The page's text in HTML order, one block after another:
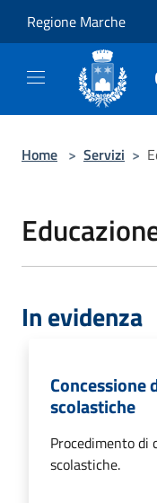
Regione Marche
Home > Servizi >
In evidenza
Concessione
scolastiche
Procedimento di
scolastiche.